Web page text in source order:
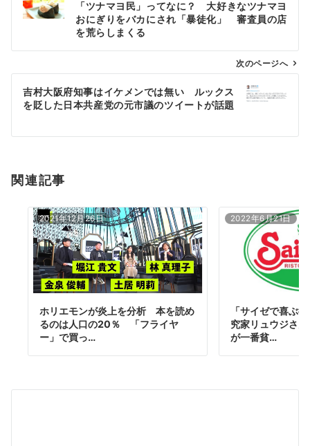
ビ
ン
「ツナマヨ民」ってなに？ 大好きなツナマヨ
おにぎりをバカにされ「暴徒化」 審査員の店
を荒らしまくる
次のページへ
吉村大阪府知事はイケメンでは無い ルックス
を貶した日本共産党の元市議のツイートが話題
関連記事
2021年12月26日
ホリエモンが炎上を分析 本を読め
るのは人口の20％ 「フライヤ
ー」で買っ…
2022年6月21日
「サイゼで喜ぶ
究家リュウジさ
が一番貧…